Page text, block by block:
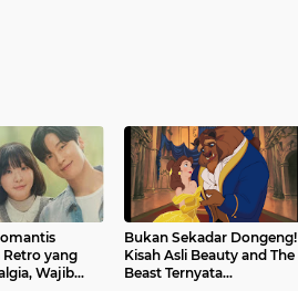
Retro yang
Wajib
Bukan Sekadar Dongeng!
Kisah Asli Beauty and The
Beast Ternyata